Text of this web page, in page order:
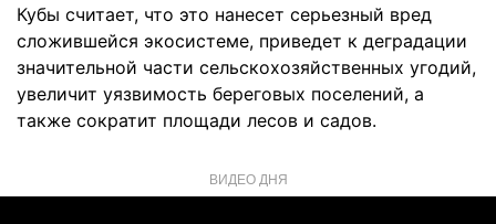
Кубы считает, что это нанесет серьезный вред
сложившейся экосистеме, приведет к деградации
значительной части сельскохозяйственных угодий,
увеличит уязвимость береговых поселений, а
также сократит площади лесов и садов.
ВИДЕО ДНЯ